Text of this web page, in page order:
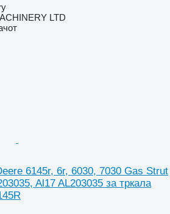
LTD
6145r, 6r, 6030, 7030 Gas Strut
Al17 AL203035 за тркала